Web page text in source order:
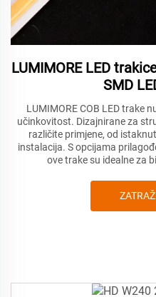
LUMIMORE LED
SMD
LUMIMORE COB LED trake
učinkovitost. Dizajnirane za
različite primjene, od
instalacija. S opcijama
ove trake su idealne za